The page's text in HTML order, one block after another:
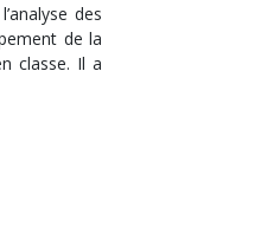
des
de la
classe. Il a